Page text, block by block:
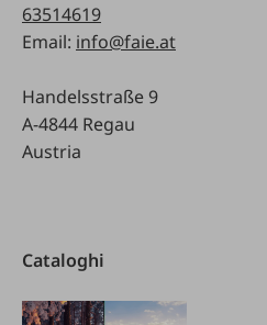
63514619
Email: info@faie.at
Handelsstraße 9
A-4844 Regau
Austria
Cataloghi